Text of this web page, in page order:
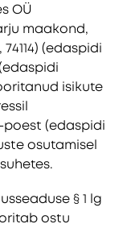
OÜ
maakond,
(edaspidi
isikute
poest (edaspidi
osutamisel
§ 1 lg
ostu